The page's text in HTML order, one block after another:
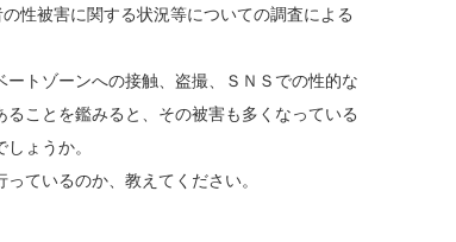
性被害に関する状況等についての調査による
トゾーンへの接触、盗撮、ＳＮＳでの性的な
ことを鑑みると、その被害も多くなっている
ょうか。
ているのか、教えてください。